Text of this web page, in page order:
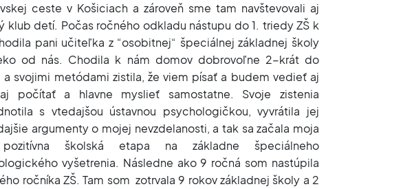
ceste v Košiciach a zároveň sme tam navštevovali aj
klub detí. Počas ročného odkladu nástupu do 1. triedy ZŠ k
pani učiteľka z “osobitnej“ špeciálnej základnej školy
od nás. Chodila k nám domov dobrovoľne 2-krát do
a svojimi metódami zistila, že viem písať a budem vedieť aj
počítať a hlavne myslieť samostatne. Svoje zistenia
s vtedajšou ústavnou psychologičkou, vyvrátila jej
argumenty o mojej nevzdelanosti, a tak sa začala moja
školská etapa na základne špeciálneho
vyšetrenia. Následne ako 9 ročná som nastúpila
ročníka ZŠ. Tam som zotrvala 9 rokov základnej školy a 2